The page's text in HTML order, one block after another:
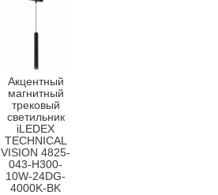
Акцентный
магнитный
трековый
светильник
iLEDEX
TECHNICAL
VISION 4825-
043-H300-
10W-24DG-
4000K-BK